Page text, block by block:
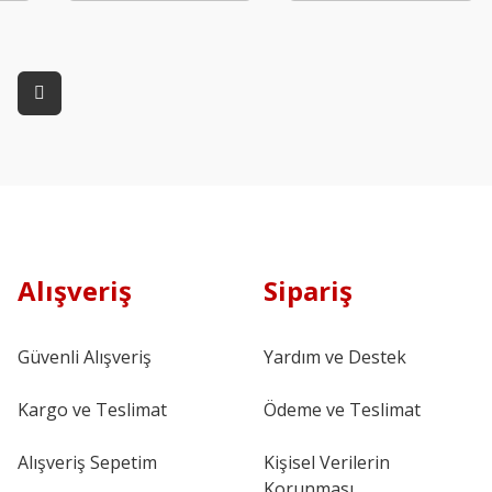
Alışveriş
Güvenli Alışveriş
Kargo ve Teslimat
Alışveriş Sepetim
Sipariş
Yardım ve Destek
Ödeme ve Teslimat
Kişisel Verilerin